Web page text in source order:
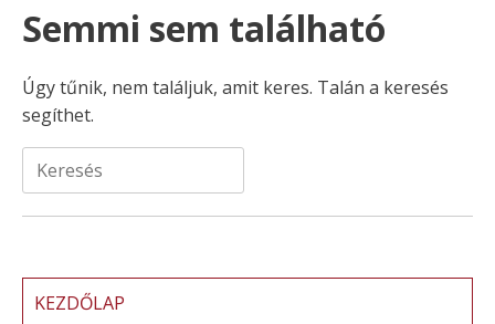
Semmi sem található
Úgy tűnik, nem találjuk, amit keres. Talán a keresés
segíthet.
Search
for:
KEZDŐLAP